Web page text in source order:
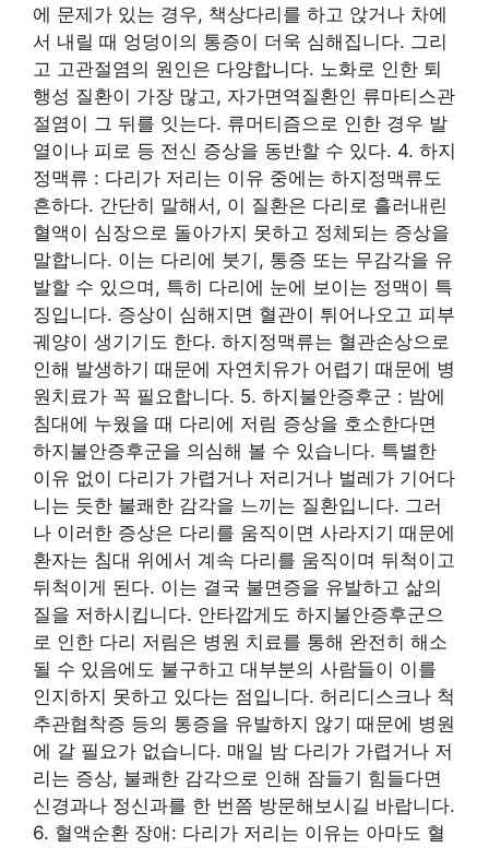
에 문제가 있는 경우, 책상다리를 하고 앉거나 차에
서 내릴 때 엉덩이의 통증이 더욱 심해집니다. 그리
고 고관절염의 원인은 다양합니다. 노화로 인한 퇴
행성 질환이 가장 많고, 자가면역질환인 류마티스관
절염이 그 뒤를 잇는다. 류머티즘으로 인한 경우 발
열이나 피로 등 전신 증상을 동반할 수 있다. 4. 하지
정맥류 : 다리가 저리는 이유 중에는 하지정맥류도
흔하다. 간단히 말해서, 이 질환은 다리로 흘러내린
혈액이 심장으로 돌아가지 못하고 정체되는 증상을
말합니다. 이는 다리에 붓기, 통증 또는 무감각을 유
발할 수 있으며, 특히 다리에 눈에 보이는 정맥이 특
징입니다. 증상이 심해지면 혈관이 튀어나오고 피부
궤양이 생기기도 한다. 하지정맥류는 혈관손상으로
인해 발생하기 때문에 자연치유가 어렵기 때문에 병
원치료가 꼭 필요합니다. 5. 하지불안증후군 : 밤에
침대에 누웠을 때 다리에 저림 증상을 호소한다면
하지불안증후군을 의심해 볼 수 있습니다. 특별한
이유 없이 다리가 가렵거나 저리거나 벌레가 기어다
니는 듯한 불쾌한 감각을 느끼는 질환입니다. 그러
나 이러한 증상은 다리를 움직이면 사라지기 때문에
환자는 침대 위에서 계속 다리를 움직이며 뒤척이고
뒤척이게 된다. 이는 결국 불면증을 유발하고 삶의
질을 저하시킵니다. 안타깝게도 하지불안증후군으
로 인한 다리 저림은 병원 치료를 통해 완전히 해소
될 수 있음에도 불구하고 대부분의 사람들이 이를
인지하지 못하고 있다는 점입니다. 허리디스크나 척
추관협착증 등의 통증을 유발하지 않기 때문에 병원
에 갈 필요가 없습니다. 매일 밤 다리가 가렵거나 저
리는 증상, 불쾌한 감각으로 인해 잠들기 힘들다면
신경과나 정신과를 한 번쯤 방문해보시길 바랍니다.
6. 혈액순환 장애: 다리가 저리는 이유는 아마도 혈